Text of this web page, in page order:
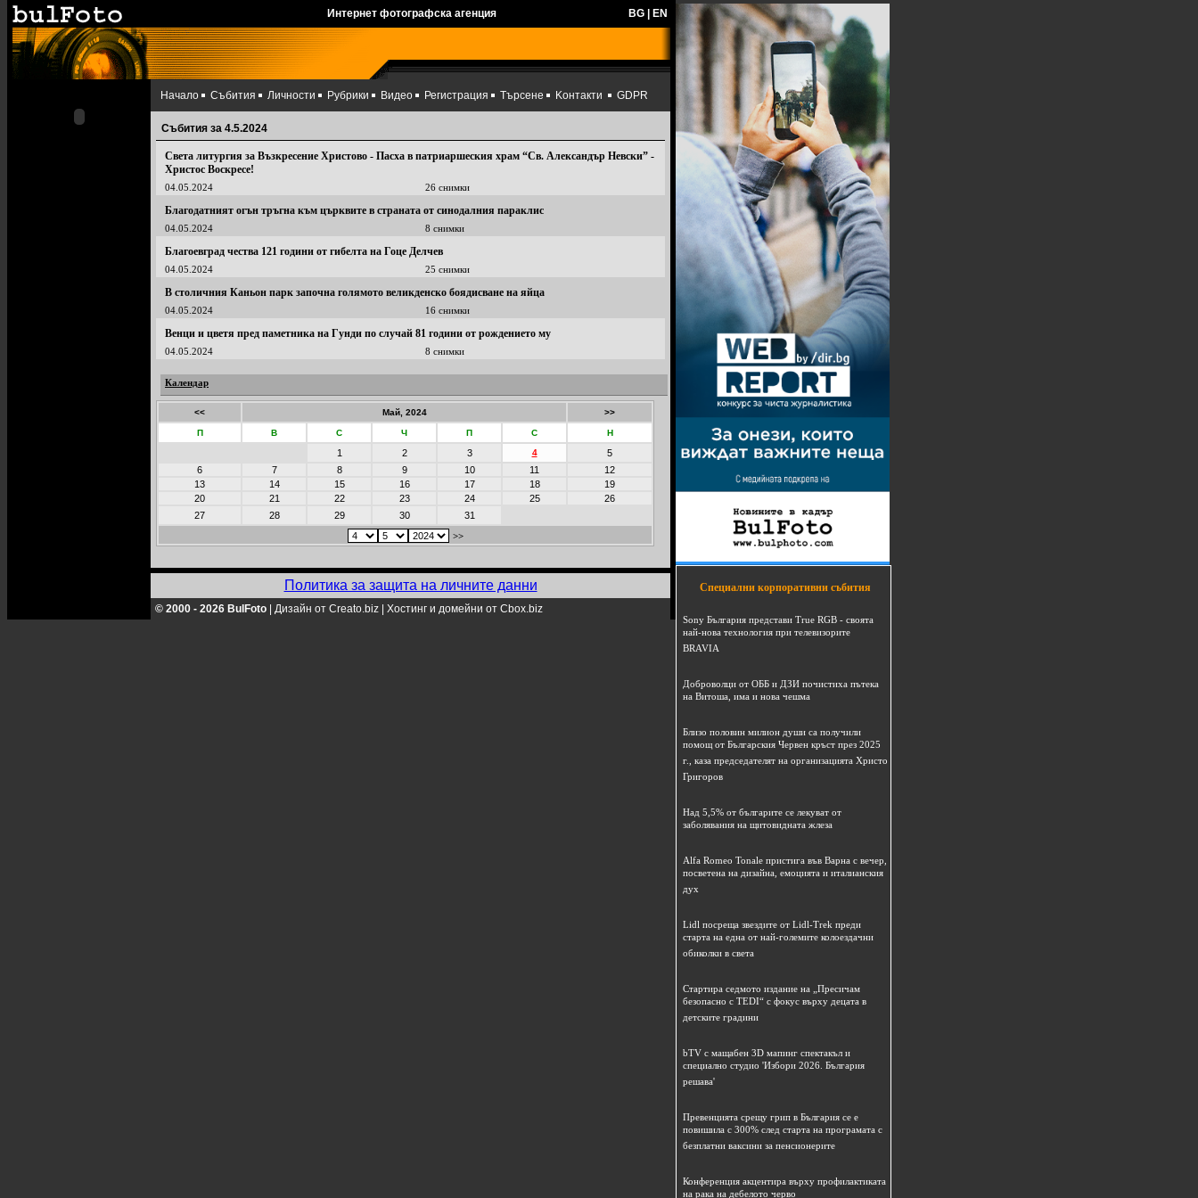
Интернет фотографска агенция BG EN
Начало Събития Личности Рубрики Видео Регистрация Търсене Kонтакти GDPR
Събития за 4.5.2024
Света литургия за Възкресение Христово - Пасха в патриаршеския храм “Св. Александър Невски” -
Христос Воскресе!
04.05.2024 26 снимки
Благодатният огън тръгна към църквите в страната от синодалния параклис
04.05.2024 8 снимки
Благоевград чества 121 години от гибелта на Гоце Делчев
04.05.2024 25 снимки
В столичния Каньон парк започна голямото великденско боядисване на яйца
04.05.2024 16 снимки
Венци и цветя пред паметника на Гунди по случай 81 години от рождението му
04.05.2024 8 снимки
Календар
<< Май, 2024 >>
П В С Ч П С Н
1 2 3 4
5
6
7 8 9 10 11
12
13
14 15 16 17 18
19
20
21 22 23 24 25
26
27
28 29 30
31
>>
Политика за защита на личните данни
© 2000 - 2026 BulFoto Дизайн от Creato.biz Хостинг и домейни от Cbox.biz
Специални корпоративни събития
Sony България представи True RGB - своята
най-нова технология при телевизорите
BRAVIA
Доброволци от ОББ и ДЗИ почистиха пътека
на Витоша, има и нова чешма
Близо половин милион души са получили
помощ от Българския Червен кръст през 2025
г., каза председателят на организацията Христо
Григоров
Над 5,5% от българите се лекуват от
заболявания на щитовидната жлеза
Alfa Romeo Tonale пристига във Варна с вечер,
посветена на дизайна, емоцията и италианския
дух
Lidl посреща звездите от Lidl-Trek преди
старта на една от най-големите колоездачни
обиколки в света
Стартира седмото издание на „Пресичам
безопасно с TEDI“ с фокус върху децата в
детските градини
bTV с мащабен 3D мапинг спектакъл и
специално студио 'Избори 2026. България
решава'
Превенцията срещу грип в България се е
повишила с 300% след старта на програмата с
безплатни ваксини за пенсионерите
Конференция акцентира върху профилактиката